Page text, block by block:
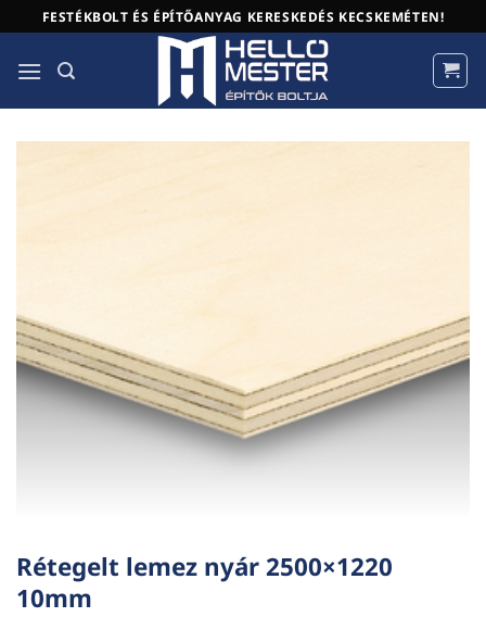
to
content
FESTÉKBOLT ÉS ÉPÍTŐANYAG KERESKEDÉS KECSKEMÉTEN!
Rétegelt lemez nyár 2500×1220
10mm